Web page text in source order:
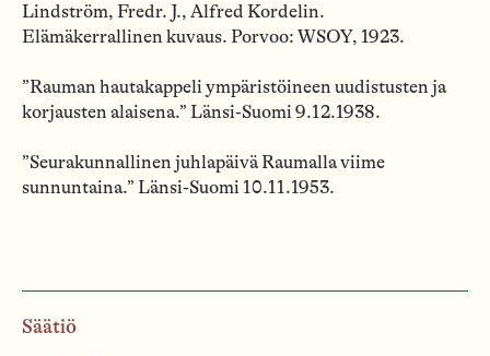
Lindström, Fredr. J., Alfred Kordelin.
Elämäkerrallinen kuvaus. Porvoo: WSOY, 1923.
”Rauman hautakappeli ympäristöineen uudistusten ja
korjausten alaisena.” Länsi-Suomi 9.12.1938.
”Seurakunnallinen juhlapäivä Raumalla viime
sunnuntaina.” Länsi-Suomi 10.11.1953.
Säätiö